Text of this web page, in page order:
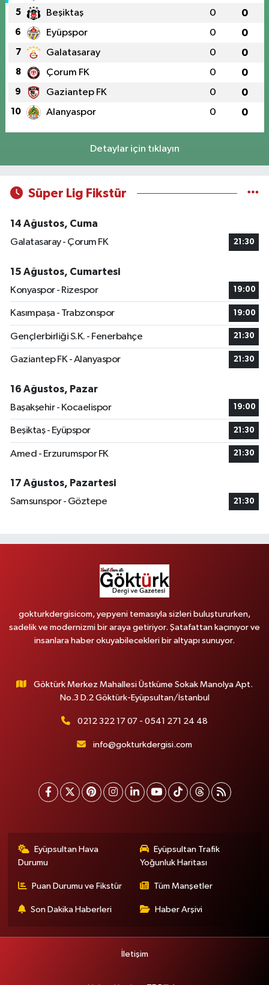
5 Beşiktaş 0 0
6 Eyüpspor 0 0
7 Galatasaray 0 0
8 Çorum FK 0 0
9 Gaziantep FK 0 0
10 Alanyaspor 0 0
Detaylar için tıklayın
Süper Lig Fikstür
14 Ağustos, Cuma
Galatasaray - Çorum FK
21:30
15 Ağustos, Cumartesi
Konyaspor - Rizespor
19:00
Kasımpaşa - Trabzonspor 19:00
Gençlerbirliği S.K. - Fenerbahçe 21:30
Gaziantep FK - Alanyaspor 21:30
16 Ağustos, Pazar
Başakşehir - Kocaelispor
19:00
Beşiktaş - Eyüpspor 21:30
Amed - Erzurumspor FK 21:30
17 Ağustos, Pazartesi
Samsunspor - Göztepe
21:30
gokturkdergisicom, yepyeni temasıyla sizleri buluştururken,
sadelik ve modernizmi bir araya getiriyor. Şatafattan kaçınıyor ve
insanlara haber okuyabilecekleri bir altyapı sunuyor.
Göktürk Merkez Mahallesi Üstküme Sokak Manolya Apt.
No.3 D.2 Göktürk-Eyüpsultan/İstanbul
0212 322 17 07 - 0541 271 24 48
info@gokturkdergisi.com
Eyüpsultan Hava
Durumu
Eyüpsultan Trafik
Yoğunluk Haritası
Puan Durumu ve Fikstür Tüm Manşetler
Son Dakika Haberleri Haber Arşivi
İletişim